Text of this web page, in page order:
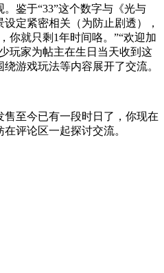
鉴于“33”这个数字与《光与
定紧密相关（为防止剧透），
你就只剩1年时间咯。”“欢迎加
玩家为帖主在生日当天收到这
游戏玩法等内容展开了交流。
售至今已有一段时日了，你现在
评论区一起探讨交流。